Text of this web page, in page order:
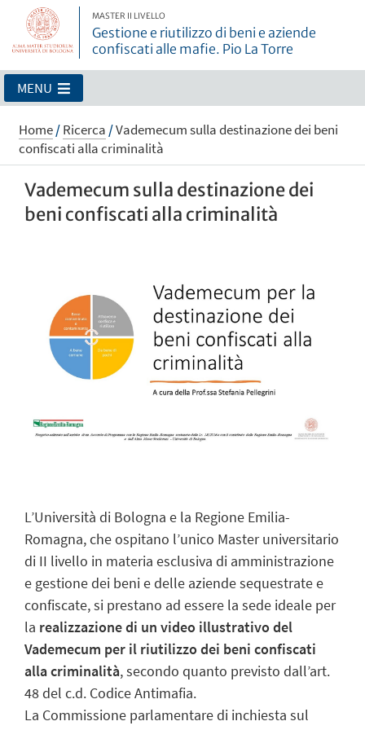
MASTER II LIVELLO
Gestione e riutilizzo di beni e aziende
confiscati alle mafie. Pio La Torre
MENU
Home/Ricerca /Vademecum sulla destinazione dei beni
confiscati alla criminalità
Vademecum sulla destinazione dei
beni confiscati alla criminalità
L’Università di Bologna e la Regione Emilia-
Romagna, che ospitano l’unico Master universitario
di II livello in materia esclusiva di amministrazione
e gestione dei beni e delle aziende sequestrate e
confiscate, si prestano ad essere la sede ideale per
la realizzazione di un video illustrativo del
Vademecum per il riutilizzo dei beni confiscati
alla criminalità, secondo quanto previsto dall’art.
48 del c.d. Codice Antimafia.
La Commissione parlamentare di inchiesta sul